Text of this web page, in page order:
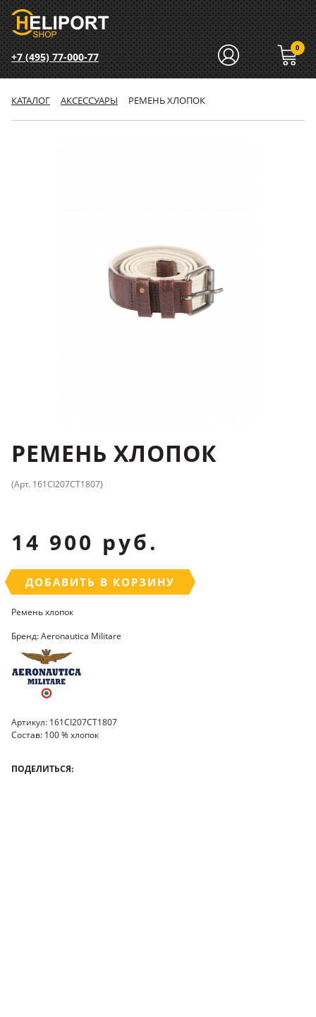
+7 (495) 77-000-77
0
КАТАЛОГ АКСЕССУАРЫ РЕМЕНЬ ХЛОПОК
РЕМЕНЬ ХЛОПОК
(Арт. 161CI207CT1807)
14 900 руб.
ДОБАВИТЬ В КОРЗИНУ
Ремень хлопок
Бренд: Aeronautica Militare
Артикул: 161CI207CT1807
Состав: 100 % хлопок
ПОДЕЛИТЬСЯ: